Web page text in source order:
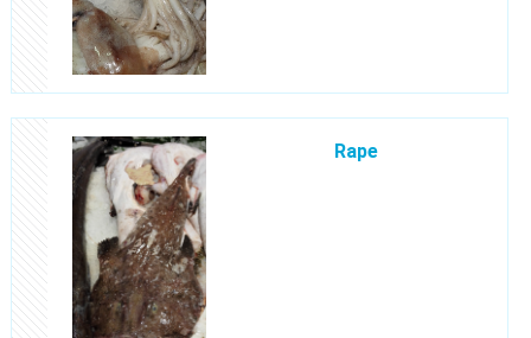
Rape